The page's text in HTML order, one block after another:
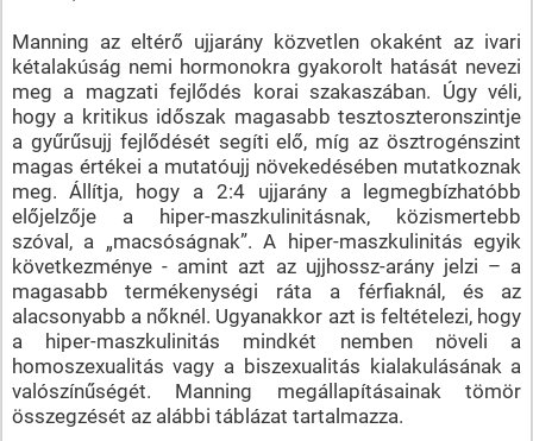
Manning az eltérő ujjarány közvetlen okaként az ivari
kétalakúság nemi hormonokra gyakorolt hatását nevezi
meg a magzati fejlődés korai szakaszában. Úgy véli,
hogy a kritikus időszak magasabb tesztoszteronszintje
a gyűrűsujj fejlődését segíti elő, míg az ösztrogénszint
magas értékei a mutatóujj növekedésében mutatkoznak
meg. Állítja, hogy a 2:4 ujjarány a legmegbízhatóbb
előjelzője a hiper-maszkulinitásnak, közismertebb
szóval, a „macsóságnak”. A hiper-maszkulinitás egyik
következménye - amint azt az ujjhossz-arány jelzi – a
magasabb termékenységi ráta a férfiaknál, és az
alacsonyabb a nőknél. Ugyanakkor azt is feltételezi, hogy
a hiper-maszkulinitás mindkét nemben növeli a
homoszexualitás vagy a biszexualitás kialakulásának a
valószínűségét. Manning megállapításainak tömör
összegzését az alábbi táblázat tartalmazza.